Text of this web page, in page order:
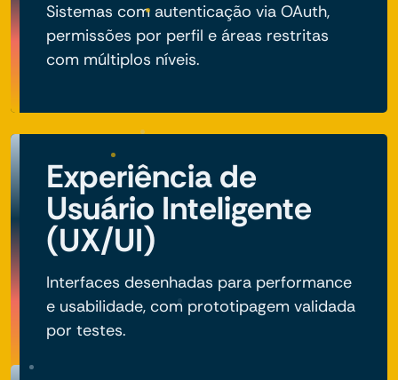
Sistemas com autenticação via OAuth,
permissões por perfil e áreas restritas
com múltiplos níveis.
Experiência de
Usuário Inteligente
(UX/UI)
Interfaces desenhadas para performance
e usabilidade, com prototipagem validada
por testes.